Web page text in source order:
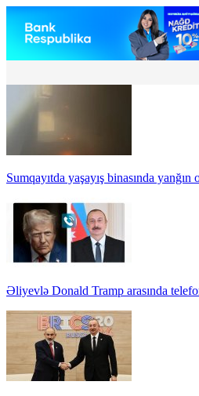
Sumqayıtda yaşayış binasında
Əliyevlə Donald Tramp arasında